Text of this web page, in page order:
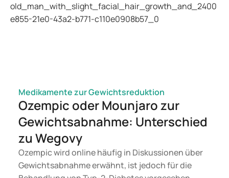
Medikamente zur Gewichtsreduktion
Ozempic oder Mounjaro zur
Gewichtsabnahme: Unterschied
zu Wegovy
Ozempic wird online häufig in Diskussionen über
Gewichtsabnahme erwähnt, ist jedoch für die